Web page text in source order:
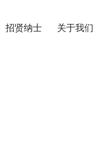
招贤纳士 关于我们